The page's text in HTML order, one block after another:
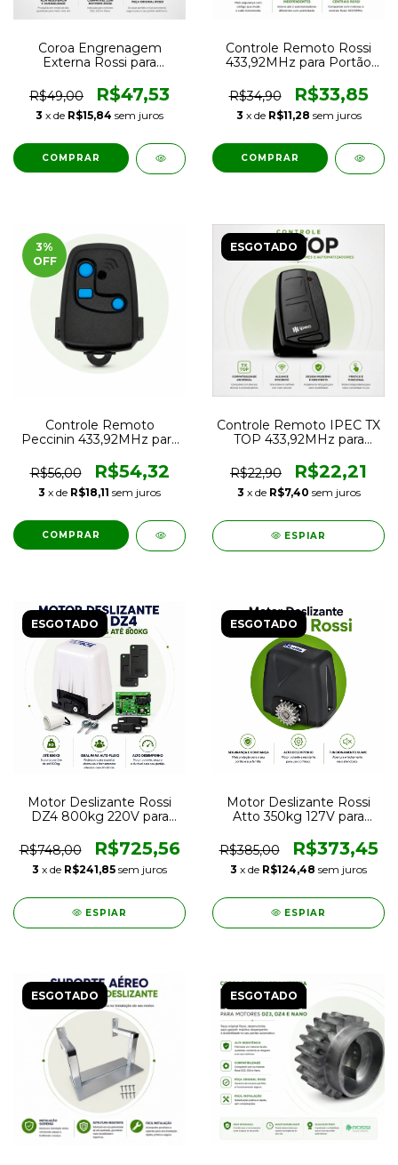
Coroa Engrenagem
Externa Rossi para
de Portão Eletrônico
R$49,00 R$47,53
3 x de R$15,84 sem juros
Controle Remoto Rossi
433,92MHz para Portão
Rolling Code
R$34,90 R$33,85
3 x de R$11,28 sem juros
3%
OFF
Controle Remoto
Peccinin 433,92MHz para
Automático
R$56,00 R$54,32
3 x de R$18,11 sem juros
ESGOTADO
Controle Remoto IPEC TX
TOP 433,92MHz para
Alarmes
R$22,90 R$22,21
3 x de R$7,40 sem juros
ESPIAR
ESGOTADO
Motor Deslizante Rossi
DZ4 800kg 220V para
Residencial e Comercial
R$748,00 R$725,56
3 x de R$241,85 sem juros
ESPIAR
ESGOTADO
Motor Deslizante Rossi
Atto 350kg 127V para
Residencial
R$385,00 R$373,45
3 x de R$124,48 sem juros
ESPIAR
ESGOTADO ESGOTADO